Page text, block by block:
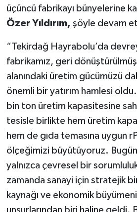
üçüncü fabrikayı bünyelerine
Özer Yıldırım, şöyle devam
“Tekirdağ Hayrabolu’da
fabrikamız, geri
alanındaki üretim gücümüzü
önemli bir yatırım hamlesi
bin ton üretim kapasitesine
tesisle birlikte hem üretim
hem de gıda temasına uygun
ölçeğimizi büyütüyoruz.
yalnızca çevresel bir
zamanda sanayi için stratejik
kaynağı ve ekonomik
unsurlarından biri haline geldi.